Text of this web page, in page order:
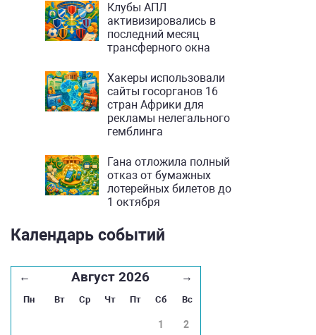
Клубы АПЛ
активизировались в
последний месяц
трансферного окна
Хакеры использовали
сайты госорганов 16
стран Африки для
рекламы нелегального
гемблинга
Гана отложила полный
отказ от бумажных
лотерейных билетов до
1 октября
Календарь событий
← Август 2026 →
Пн Вт Ср Чт Пт Сб Вс
1 2